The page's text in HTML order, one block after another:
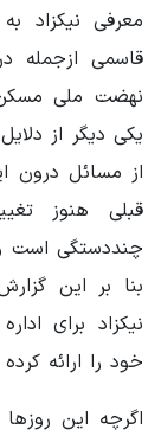
معرفی نیکزاد
قاسمی ازجمله
نهضت ملی
یکی دیگر از
از مسائل درون
قبلی هنوز
چنددستگی است
بنا بر این
نیکزاد برای
خود را ارائه
‌اگرچه این